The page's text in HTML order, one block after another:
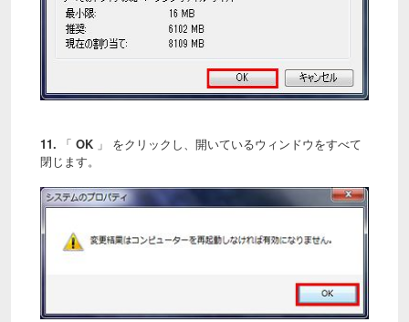
11. 「 OK 」 をクリックし、開いているウィンドウをすべて
閉じます。